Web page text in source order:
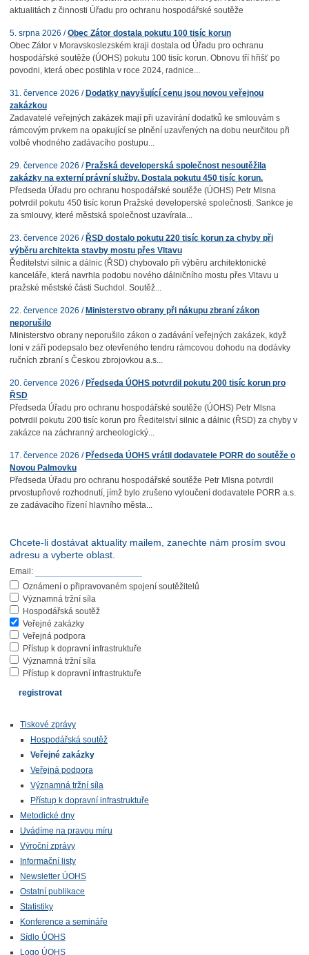
aktualitách z činnosti Úřadu pro ochranu hospodářské soutěže
5. srpna 2026 /Obec Zátor dostala pokutu 100 tisíc korun
Obec Zátor v Moravskoslezském kraji dostala od Úřadu pro ochranu
hospodářské soutěže (ÚOHS) pokutu 100 tisíc korun. Obnovu tří hřišť po
povodni, která obec postihla v roce 2024, radnice...
31. července 2026 / Dodatky navyšující cenu jsou novou veřejnou
zakázkou
Zadavatelé veřejných zakázek mají při uzavírání dodatků ke smlouvám s
rámcovým prvkem na opakující se plnění uzavřených na dobu neurčitou při
volbě vhodného zadávacího postupu...
29. července 2026 / Pražská developerská společnost nesoutěžila
zakázky na externí právní služby. Dostala pokutu 450 tisíc korun.
Předseda Úřadu pro ochranu hospodářské soutěže (ÚOHS) Petr Mlsna
potvrdil pokutu 450 tisíc korun Pražské developerské společnosti. Sankce je
za smlouvy, které městská společnost uzavírala...
23. července 2026 / ŘSD dostalo pokutu 220 tisíc korun za chyby při
výběru architekta stavby mostu přes Vltavu
Ředitelství silnic a dálnic (ŘSD) chybovalo při výběru architektonické
kanceláře, která navrhla podobu nového dálničního mostu přes Vltavu u
pražské městské části Suchdol. Soutěž...
22. července 2026 / Ministerstvo obrany při nákupu zbraní zákon
neporušilo
Ministerstvo obrany neporušilo zákon o zadávání veřejných zakázek, když
loni v září podepsalo bez otevřeného tendru rámcovou dohodu na dodávky
ručních zbraní s Českou zbrojovkou a.s...
20. července 2026 / Předseda ÚOHS potvrdil pokutu 200 tisíc korun pro
ŘSD
Předseda Úřadu pro ochranu hospodářské soutěže (ÚOHS) Petr Mlsna
potvrdil pokutu 200 tisíc korun pro Ředitelství silnic a dálnic (ŘSD) za chyby v
zakázce na záchranný archeologický...
17. července 2026 / Předseda ÚOHS vrátil dodavatele PORR do soutěže o
Novou Palmovku
Předseda Úřadu pro ochranu hospodářské soutěže Petr Mlsna potvrdil
prvostupňové rozhodnutí, jímž bylo zrušeno vyloučení dodavatele PORR a.s.
ze zadávacího řízení hlavního města...
Chcete-li dostávat aktuality mailem, zanechte nám prosím svou
adresu a vyberte oblast.
Email:
Oznámení o připravovaném spojení soutěžitelů
Významná tržní síla
Hospodářská soutěž
Veřejné zakázky
Veřejná podpora
Přístup k dopravní infrastruktuře
Významná tržní síla
Přístup k dopravní infrastruktuře
Tiskové zprávy
Hospodářská soutěž
Veřejné zakázky
Veřejná podpora
Významná tržní síla
Přístup k dopravní infrastruktuře
Metodické dny
Uvádíme na pravou míru
Výroční zprávy
Informační listy
Newsletter ÚOHS
Ostatní publikace
Statistiky
Konference a semináře
Sídlo ÚOHS
Logo ÚOHS